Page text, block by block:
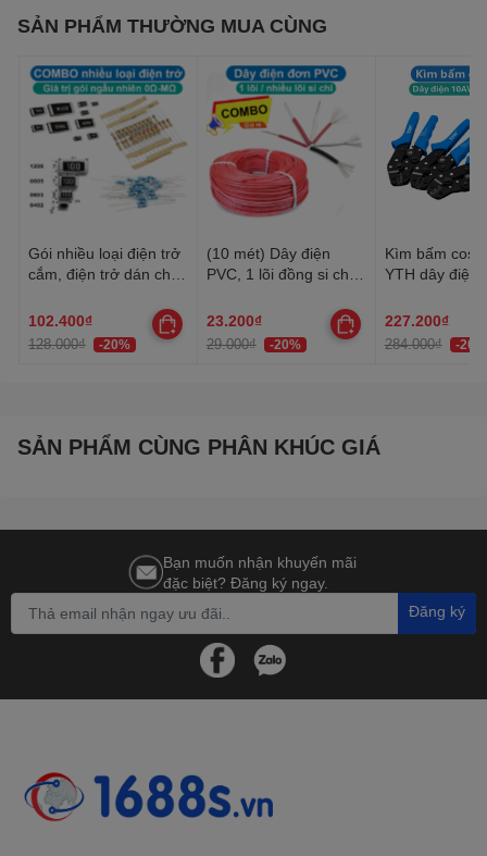
SẢN PHẨM THƯỜNG MUA CÙNG
Gói nhiều loại điện trở
cắm, điện trở dán cho
102.400₫
128.000₫ -20%
(10 mét) Dây điện
PVC, 1 lõi đồng si chì,
22AWG
23.200₫
29.000₫ -20%
Kìm bấm cos
YTH dây điện
227.200₫
284.000₫ -20%
SẢN PHẨM CÙNG PHÂN KHÚC GIÁ
Bạn muốn nhận khuyến mãi
đặc biệt? Đăng ký ngay.
Đăng ký